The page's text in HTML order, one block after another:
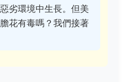
劣環境中生長。但美
花有毒嗎？我們接著